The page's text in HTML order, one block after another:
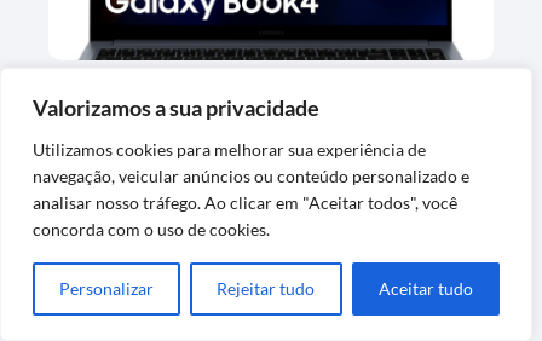
Valorizamos a sua privacidade
Utilizamos cookies para melhorar sua experiência de
navegação, veicular anúncios ou conteúdo personalizado e
analisar nosso tráfego. Ao clicar em "Aceitar todos", você
concorda com o uso de cookies.
Personalizar Rejeitar tudo Aceitar tudo
Notebook Samsung Galaxy Book4 com
Intel Core i7 e Tela Full HD